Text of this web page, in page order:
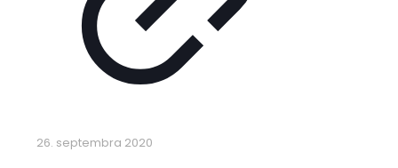
26. septembra 2020